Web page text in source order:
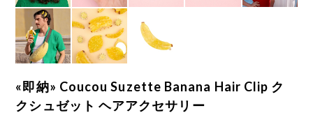
«即納» Coucou Suzette Banana Hair Clip ク
クシュゼット ヘアアクセサリー